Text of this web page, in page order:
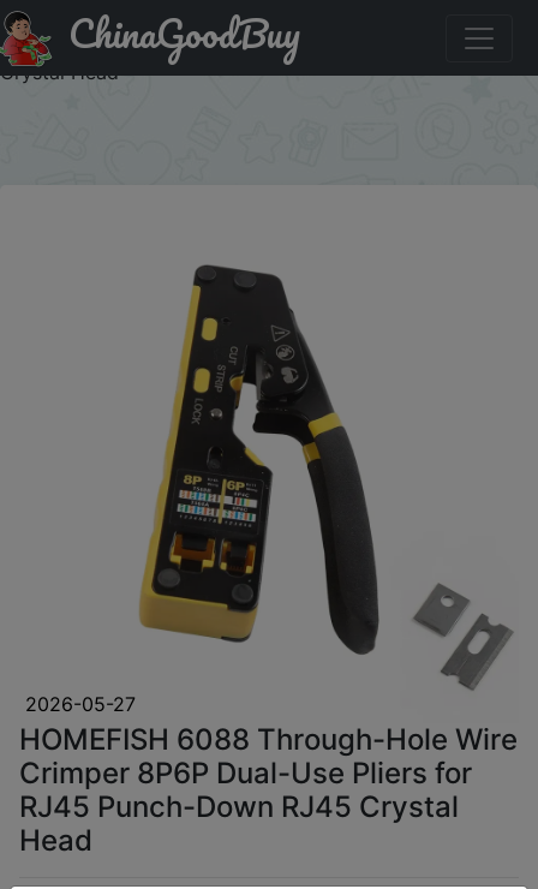
Купить по акции: HOMEFISH 6088 Through-Hole Wire
Crimper 8P6P Dual-Use Pliers for RJ45 Punch-Down RJ45
Crystal Head
ChinaGoodBuy
2026-05-27
HOMEFISH 6088 Through-Hole Wire
Crimper 8P6P Dual-Use Pliers for
RJ45 Punch-Down RJ45 Crystal
Head